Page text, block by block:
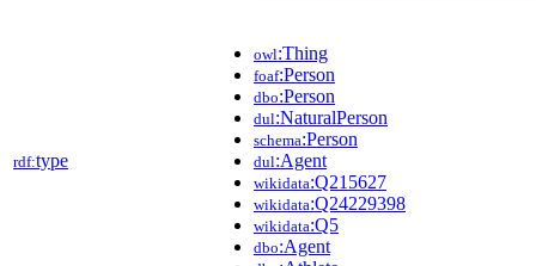
rdf:type
owl:Thing
foaf:Person
dbo:Person
dul:NaturalPerson
schema:Person
dul:Agent
wikidata:Q215627
wikidata:Q24229398
wikidata:Q5
dbo:Agent